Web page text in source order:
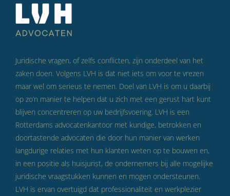
Juridische vragen, of zelfs conflicten, zijn onderdeel van het
zaken doen. Volgens LVH is dat niet iets om voor te vrezen
maar wel om serieus te nemen. Doel van LVH is om u daarbij
op zo’n manier te helpen dat u zich met een gerust hart kunt
blijven concentreren op uw bedrijfsvoering. LVH is een
Rotterdams advocatenkantoor met kundige, betrokken en
doortastende advocaten die door hun manier van werken
langdurige relaties met hun klanten weten op te bouwen en,
in een positie als huisjurist, de ondernemers bij alle mogelijke
juridische vraagstukken kunnen en mogen ondersteunen.
LVH is ervan overtuigd dat professionaliteit en werkplezier